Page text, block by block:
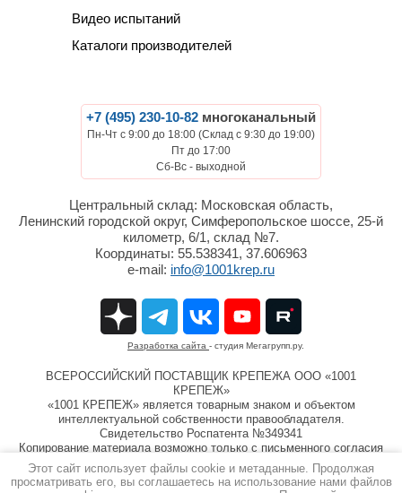
Видео испытаний
Каталоги производителей
+7 (495) 230-10-82 многоканальный
Пн-Чт с 9:00 до 18:00 (Склад с 9:30 до 19:00)
Пт до 17:00
Сб-Вс - выходной
Центральный склад: Московская область,
Ленинский городской округ, Симферопольское шоссе, 25-й
километр, 6/1, склад №7.
Координаты: 55.538341, 37.606963
e-mail: info@1001krep.ru
Разработка сайта - студия Мегагрупп.ру.
ВСЕРОССИЙСКИЙ ПОСТАВЩИК КРЕПЕЖА ООО «1001
КРЕПЕЖ»
«1001 КРЕПЕЖ» является товарным знаком и объектом
интеллектуальной собственности правообладателя.
Свидетельство Роспатента №349341
Копирование материала возможно только с письменного согласия
компании ООО «1001 КРЕПЕЖ»
Информация на сайте 1001krep.ru не является публичной
Этот сайт использует файлы cookie и метаданные. Продолжая
просматривать его, вы соглашаетесь на использование нами файлов